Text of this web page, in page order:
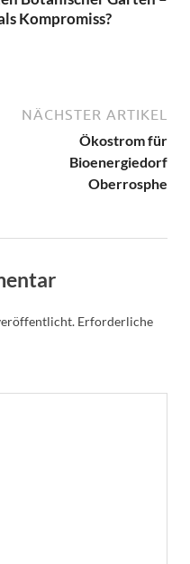
Kompromiss?
NÄCHSTER ARTIKEL
Ökostrom für
Bioenergiedorf
Oberrosphe
Erforderliche